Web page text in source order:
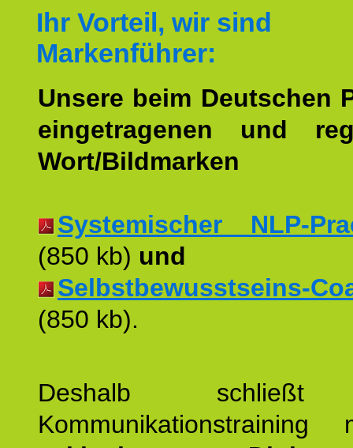
Ihr Vorteil, wir sind
Markenführer:
Unsere beim Deutschen
eingetragenen und
Wort/Bildmarken
Systemischer NLP-
(850 kb) und
Selbstbewusstseins-
(850 kb).
Deshalb schließt